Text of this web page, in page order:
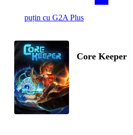
puțin cu G2A Plus
Core Keeper